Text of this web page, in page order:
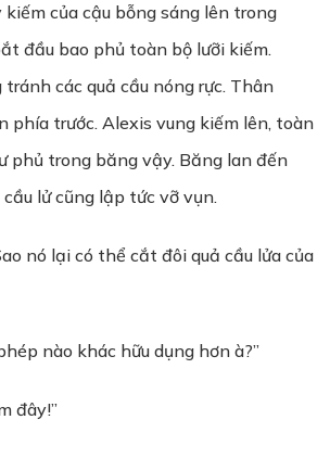
kiếm của cậu bỗng sáng lên trong
đầu bao phủ toàn bộ lưỡi kiếm.
các quả cầu nóng rực. Thân
phía trước. Alexis vung kiếm lên, toàn
phủ trong băng vậy. Băng lan đến
lử cũng lập tức vỡ vụn.
nó lại có thể cắt đôi quả cầu lửa của
nào khác hữu dụng hơn à?”
đây!”